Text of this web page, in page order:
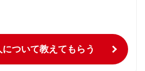
について教えてもらう